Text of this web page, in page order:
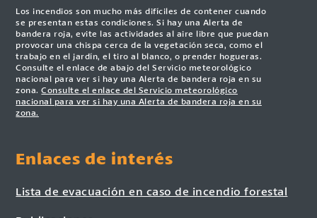
Los incendios son mucho más difíciles de contener cuando
se presentan estas condiciones. Si hay una Alerta de
bandera roja, evite las actividades al aire libre que puedan
provocar una chispa cerca de la vegetación seca, como el
trabajo en el jardín, el tiro al blanco, o prender hogueras.
Consulte el enlace de abajo del Servicio meteorológico
nacional para ver si hay una Alerta de bandera roja en su
zona.Consulte el enlace del Servicio meteorológico
nacional para ver si hay una Alerta de bandera roja en su
zona.
Enlaces de interés
Lista de evacuación en caso de incendio forestal